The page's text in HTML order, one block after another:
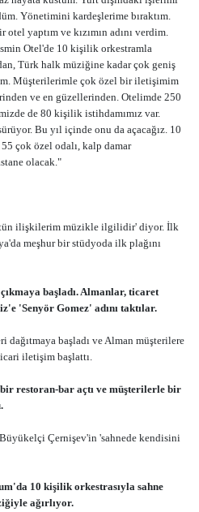
Yönetimini kardeşlerime bıraktım.
yaptım ve kızımın adını verdim.
Otel'de 10 kişilik orkestramla
Türk halk müziğine kadar çok geniş
Müşterilerimle çok özel bir iletişimim
ve en güzellerinden. Otelimde 250
de 80 kişilik istihdamımız var.
Bu yıl içinde onu da açacağız. 10
çok özel odalı, kalp damar
olacak."
ilişkilerim müzikle ilgilidir' diyor. İlk
meşhur bir stüdyoda ilk plağını
başladı. Almanlar, ticaret
'Senyör Gomez' adını taktılar.
dağıtmaya başladı ve Alman müşterilere
iletişim başlattı.
restoran-bar açtı ve müşterilerle bir
Çernişev'in 'sahnede kendisini
10 kişilik orkestrasıyla sahne
ağırlıyor.